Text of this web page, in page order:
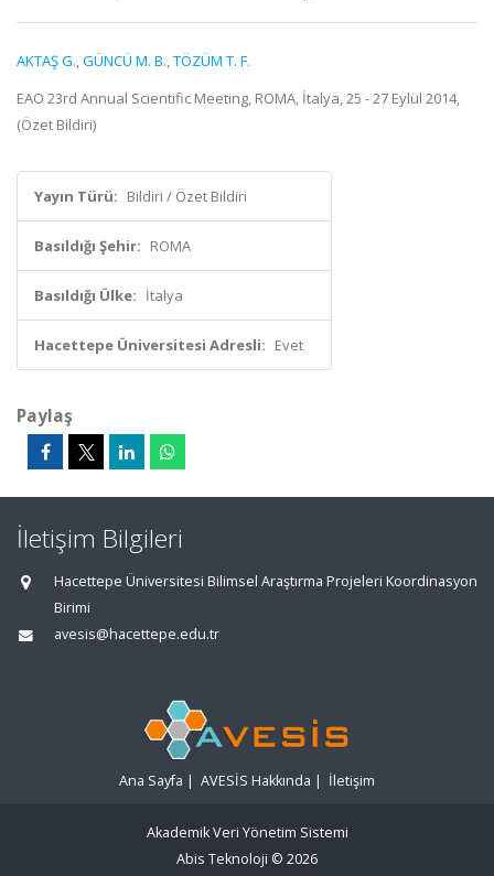
AKTAŞ G.,GÜNCÜ M. B.,TÖZÜM T. F.
EAO 23rd Annual Scientific Meeting, ROMA, İtalya, 25 - 27 Eylül 2014,
(Özet Bildiri)
Yayın Türü: Bildiri / Özet Bildiri
Basıldığı Şehir: ROMA
Basıldığı Ülke: İtalya
Hacettepe Üniversitesi Adresli: Evet
Paylaş
İletişim Bilgileri
Hacettepe Üniversitesi Bilimsel Araştırma Projeleri Koordinasyon
Birimi
avesis@hacettepe.edu.tr
Ana Sayfa | AVESİS Hakkında | İletişim
Akademik Veri Yönetim Sistemi
Abis Teknoloji © 2026